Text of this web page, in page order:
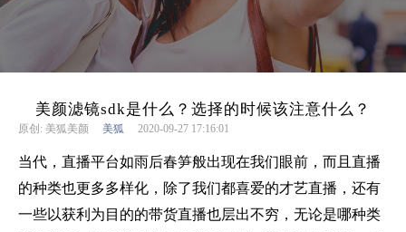
美颜滤镜sdk是什么？选择的时候该注意什么？
原创: 美狐美颜 美狐 2020-09-27 17:16:01
当代，直播平台如雨后春笋般出现在我们眼前，而且直播
的种类也更多多样化，除了我们都喜爱的才艺直播，还有
一些以获利为目的的带货直播也层出不穷，无论是哪种类